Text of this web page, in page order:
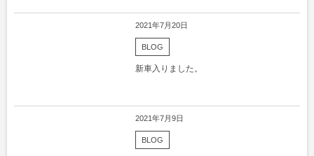
2021年7月20日
BLOG
新車入りました。
2021年7月9日
BLOG